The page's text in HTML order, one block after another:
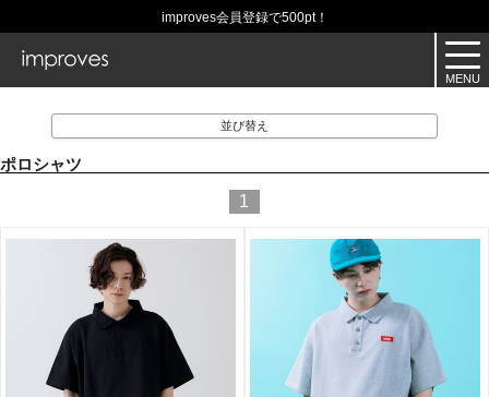
improves会員登録で500pt！
並び替え
ポロシャツ
1